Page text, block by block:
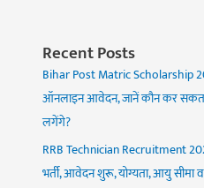
Recent Posts
Bihar Post Matric Scholarship
ऑनलाइन आवेदन, जानें कौन कर
लगेंगे?
RRB Technician Recruitment
भर्ती, आवेदन शुरू, योग्यता, आयु सीमा व